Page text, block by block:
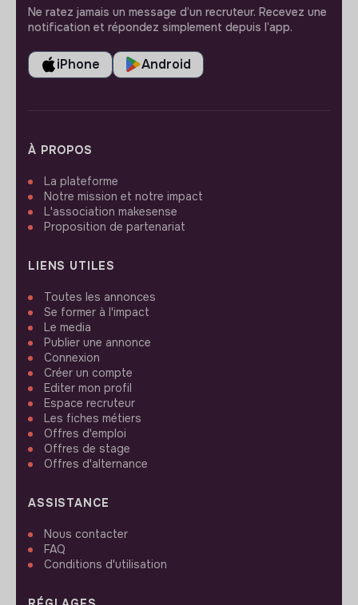
Ne ratez jamais un message d’un recruteur. Recevez une
notification et répondez simplement depuis l’app.
iPhone Android
À PROPOS
La plateforme
Notre mission et notre impact
L'association makesense
Proposition de partenariat
LIENS UTILES
Toutes les annonces
Se former à l'impact
Le media
Publier une annonce
Connexion
Créer un compte
Editer mon profil
Espace recruteur
Les fiches métiers
Offres d'emploi
Offres de stage
Offres d'alternance
ASSISTANCE
Nous contacter
FAQ
Conditions d'utilisation